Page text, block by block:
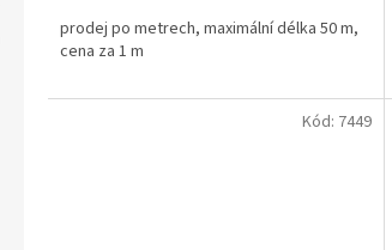
prodej po metrech, maximální délka 50 m,
cena za 1 m
Kód: 7449